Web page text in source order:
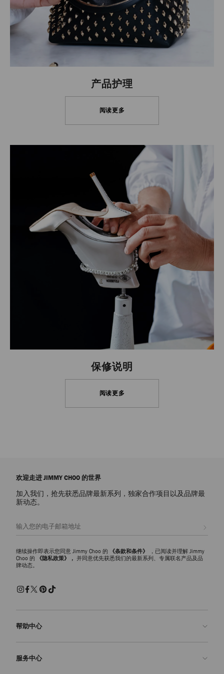
产品护理
阅读更多
保修说明
阅读更多
欢迎走进 JIMMY CHOO 的世界
加入我们，抢先获悉品牌最新系列，独家合作项目以及品牌最
新动态。
继续操作即表示您同意 Jimmy Choo 的 《条款和条件》
，已阅读并理解 Jimmy
Choo 的
《隐私政策》， 并同意优先获悉我们的最新系列、专属联名产品及品
牌动态。
帮助中心
常见问题解答
服务中心